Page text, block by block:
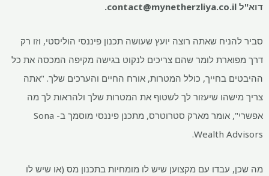
דוא"ל contact@mynetherzliya.co.il
.
סביר להניח שאתה רוצה יועץ שעושה תכנון פיננסי הוליסטי, וזו רק
דרך מפוארת לומר שהם צריכים לנקוט בגישה מקיפה המכסה את כל
ההיבטים בחייך, כולל המטרות, אורח החיים והערכים שלך. "אתה
צריך מישהו שיעזור לך לשטוף את המטרות שלך ולהראות לך מה
אפשרי", אומר מארק סטרוטרס, מתכנן פיננסי מוסמך ב- Sona
Wealth Advisors.
מה שכן, עבדו עם מקצוען שיש לו מומחיות בתכנון מס (או שיש לו